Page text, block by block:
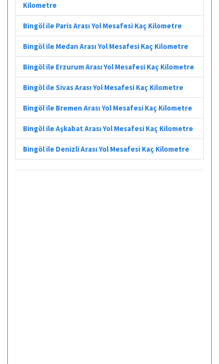
Kilometre
Bingöl ile Paris Arası Yol Mesafesi Kaç Kilometre
Bingöl ile Medan Arası Yol Mesafesi Kaç Kilometre
Bingöl ile Erzurum Arası Yol Mesafesi Kaç Kilometre
Bingöl ile Sivas Arası Yol Mesafesi Kaç Kilometre
Bingöl ile Bremen Arası Yol Mesafesi Kaç Kilometre
Bingöl ile Aşkabat Arası Yol Mesafesi Kaç Kilometre
Bingöl ile Denizli Arası Yol Mesafesi Kaç Kilometre